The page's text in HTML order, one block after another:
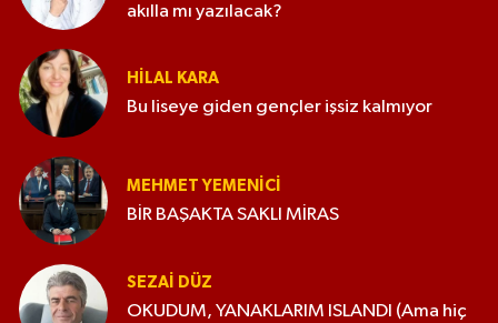
akılla mı yazılacak?
HILAL KARA
Bu liseye giden gençler işsiz kalmıyor
MEHMET YEMENICI
BİR BAŞAKTA SAKLI MİRAS
SEZAI DÜZ
OKUDUM, YANAKLARIM ISLANDI (Ama hiç